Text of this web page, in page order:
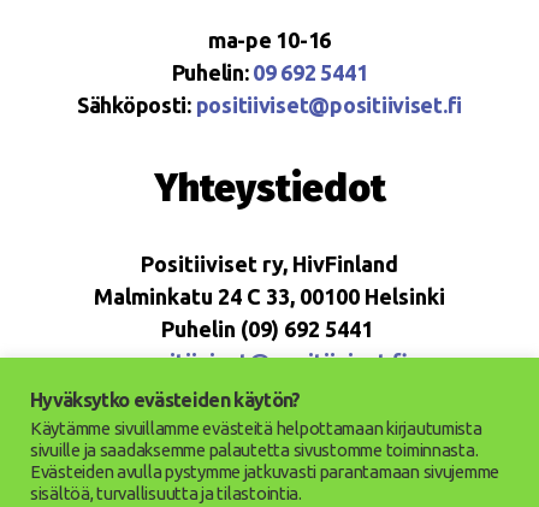
ma-pe 10-16
Puhelin: 09 692 5441
Sähköposti: positiiviset@positiiviset.fi
Yhteystiedot
Positiiviset ry, HivFinland
Malminkatu 24 C 33, 00100 Helsinki
Puhelin (09) 692 5441
positiiviset@positiiviset.fi
© 2026 Positiiviset ry
Hyväksytko evästeiden käytön?
Käytämme sivuillamme evästeitä helpottamaan kirjautumista
sivuille ja saadaksemme palautetta sivustomme toiminnasta.
Evästeiden avulla pystymme jatkuvasti parantamaan sivujemme
sisältöä, turvallisuutta ja tilastointia.